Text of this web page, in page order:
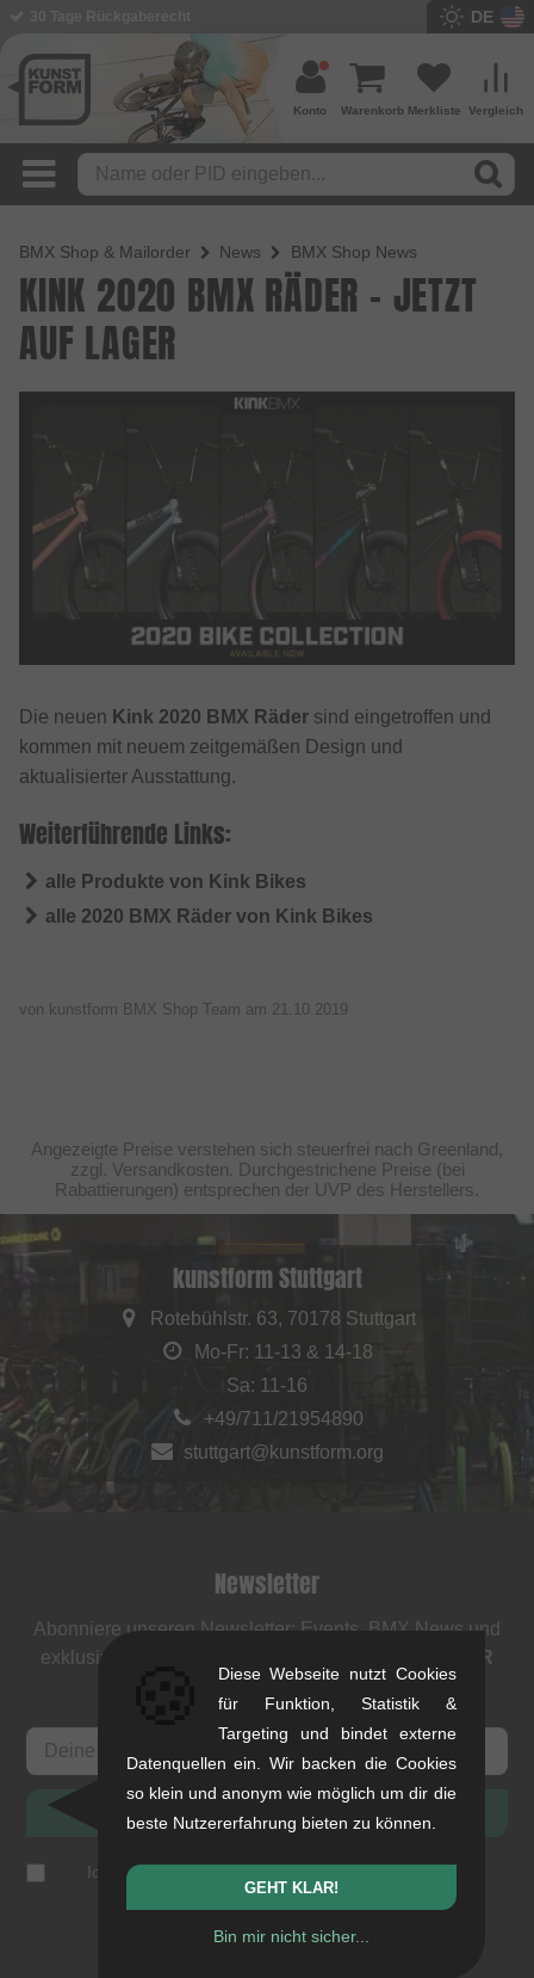
DE
Vergleich
Merkliste
Warenkorb
Konto
BMX Shop & Mailorder News BMX Shop News
KINK 2020 BMX RÄDER - JETZT
AUF LAGER
Die neuen Kink 2020 BMX Räder sind eingetroffen und
kommen mit neuem zeitgemäßen Design und
aktualisierter Ausstattung.
Weiterführende Links:
alle Produkte von Kink Bikes
alle 2020 BMX Räder von Kink Bikes
von kunstform BMX Shop Team am 21.10.2019
Angezeigte Preise verstehen sich steuerfrei nach Greenland,
zzgl. Versandkosten. Durchgestrichene Preise (bei
Rabattierungen) entsprechen der UVP des Herstellers.
kunstform Stuttgart
Rotebühlstr. 63, 70178 Stuttgart
Mo-Fr: 11-13 & 14-18
Sa: 11-16
+49/711/21954890
stuttgart@kunstform.org
Newsletter
Abonniere unseren Newsletter: Events, BMX News und
exklusive Deals. Als Dank bekommst du einen
5 EUR
Gutschein.
ANMELDEN
Ich akzeptiere die
abbestellbar)
Diese Webseite nutzt Cookies
für Funktion, Statistik &
Targeting und bindet externe
Datenquellen ein. Wir backen die Cookies
so klein und anonym wie möglich um dir die
beste Nutzererfahrung bieten zu können.
GEHT KLAR!
Bin mir nicht sicher...